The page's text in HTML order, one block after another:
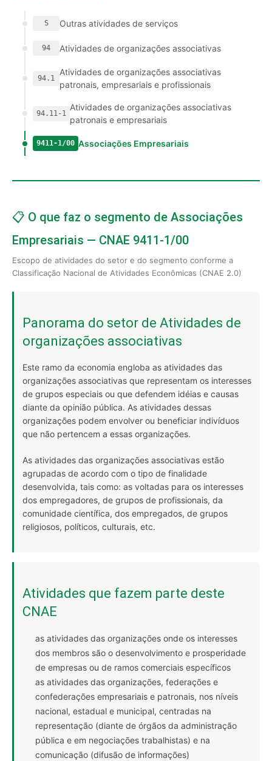
S Outras atividades de serviços
94 Atividades de organizações associativas
94.1
Atividades de organizações associativas
patronais, empresariais e profissionais
94.11-1
Atividades de organizações associativas
patronais e empresariais
9411-1/00 Associações Empresariais
📋 O que faz o segmento de Associações
Empresariais — CNAE 9411-1/00
Escopo de atividades do setor e do segmento conforme a
Classificação Nacional de Atividades Econômicas (CNAE 2.0)
Panorama do setor de Atividades de
organizações associativas
Este ramo da economia engloba as atividades das
organizações associativas que representam os interesses
de grupos especiais ou que defendem idéias e causas
diante da opinião pública. As atividades dessas
organizações podem envolver ou beneficiar indivíduos
que não pertencem a essas organizações.
As atividades das organizações associativas estão
agrupadas de acordo com o tipo de finalidade
desenvolvida, tais como: as voltadas para os interesses
dos empregadores, de grupos de profissionais, da
comunidade científica, dos empregados, de grupos
religiosos, políticos, culturais, etc.
Atividades que fazem parte deste
CNAE
as atividades das organizações onde os interesses
dos membros são o desenvolvimento e prosperidade
de empresas ou de ramos comerciais específicos
as atividades das organizações, federações e
confederações empresariais e patronais, nos níveis
nacional, estadual e municipal, centradas na
representação (diante de órgãos da administração
pública e em negociações trabalhistas) e na
comunicação (difusão de informações)